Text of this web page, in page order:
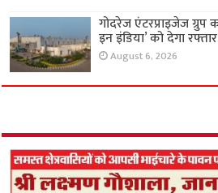
गोदरेज एंटरप्राइजेज ग्रुप
इन इंडिया’ को देगा रफ्तार
August 6, 2026